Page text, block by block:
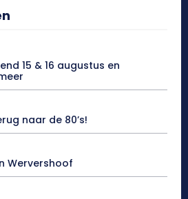
15 & 16 augustus en
naar de 80’s!
Wervershoof